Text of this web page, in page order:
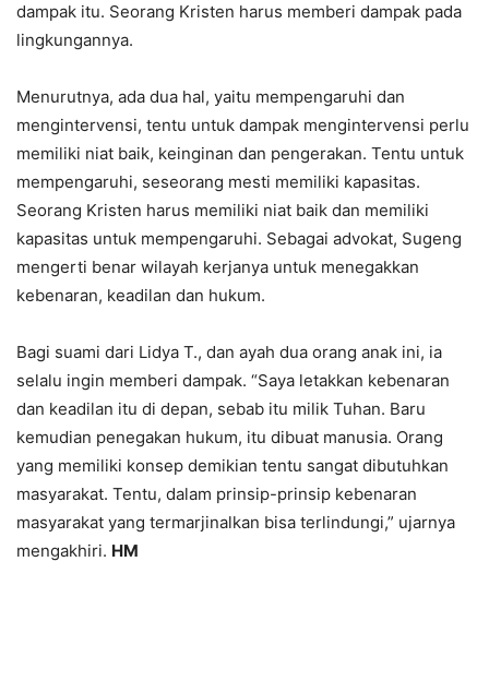
dampak itu. Seorang Kristen harus memberi dampak pada
lingkungannya.
Menurutnya, ada dua hal, yaitu mempengaruhi dan
mengintervensi, tentu untuk dampak mengintervensi perlu
memiliki niat baik, keinginan dan pengerakan. Tentu untuk
mempengaruhi, seseorang mesti memiliki kapasitas.
Seorang Kristen harus memiliki niat baik dan memiliki
kapasitas untuk mempengaruhi. Sebagai advokat, Sugeng
mengerti benar wilayah kerjanya untuk menegakkan
kebenaran, keadilan dan hukum.
Bagi suami dari Lidya T., dan ayah dua orang anak ini, ia
selalu ingin memberi dampak. “Saya letakkan kebenaran
dan keadilan itu di depan, sebab itu milik Tuhan. Baru
kemudian penegakan hukum, itu dibuat manusia. Orang
yang memiliki konsep demikian tentu sangat dibutuhkan
masyarakat. Tentu, dalam prinsip-prinsip kebenaran
masyarakat yang termarjinalkan bisa terlindungi,” ujarnya
mengakhiri. HM